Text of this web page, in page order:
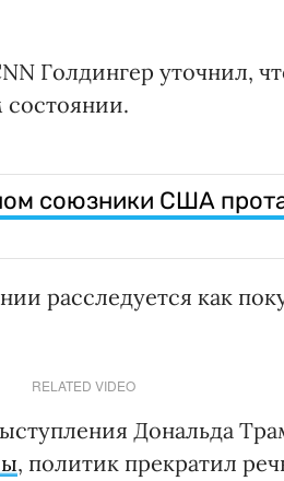
Голдингер уточнил,
состоянии.
союзники США
расследуется как
RELATED VIDEO
Дональда
, политик прекратил